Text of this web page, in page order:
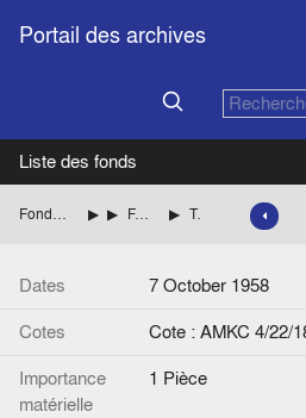
Portail des archives
Liste des fonds
Fonds Jean Monnet : Comité d'action, correspondance ITALIE
FANFANI Amintore (Démocratie chrétienne italienne) Télégramme de Jean Monnet à A. Fanfani.
Dates
7 October 1958
Cotes
Cote : AMKC 4/22/
Importance
matérielle
1 Pièce